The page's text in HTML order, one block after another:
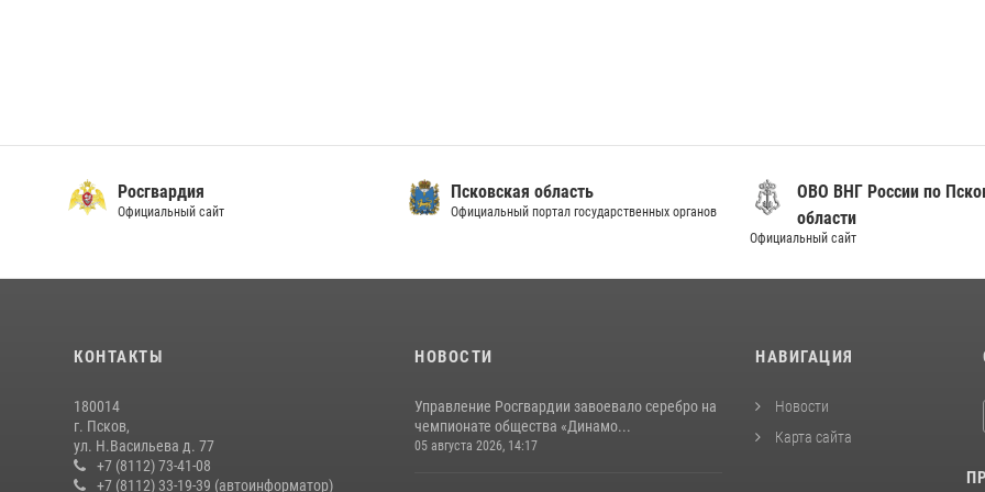
Росгвардия
Официальный сайт
Псковская область
Официальный портал государственных органов
ОВО ВНГ России по
области
Официальный сайт
КОНТАКТЫ
180014
г. Псков,
ул. Н.Васильева д. 77
+7 (8112) 73-41-08
+7 (8112) 33-19-39 (автоинформатор)
НОВОСТИ
Управление Росгвардии завоевало серебро на
чемпионате общества «Динамо...
05 августа 2026, 14:17
НАВИГАЦИЯ
Новости
Карта сайта